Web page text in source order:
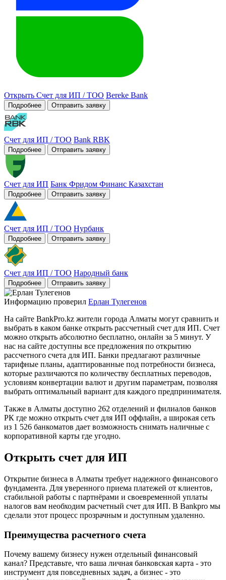
Открыть Счет для ИП / ТОО Bereke Bank
Подробнее Отправить заявку
Счет для ИП / ТОО Bank RBK
Подробнее Отправить заявку
Счет для ИП Банк Фридом Финанс Казахстан
Подробнее Отправить заявку
Счет для ИП / ТОО Нурбанк
Подробнее Отправить заявку
Счет для ИП / ТОО Народный банк
Подробнее Отправить заявку
Информацию проверил Ерлан Тулегенов
На сайте BankPro.kz жители города Алматы могут сравнить и
выбрать в каком банке открыть рассчетный счет для ИП. Счет
можно открыть абсолютно бесплатно, онлайн за 5 минут. У
нас на сайте доступны все предложения по открытию
рассчетного счета для ИП. Банки предлагают различные
тарифные планы, адаптированные под потребности бизнеса,
которые различаются по количеству бесплатных переводов,
условиям конвертации валют и другим параметрам, позволяя
выбрать оптимальный вариант для каждого предпринимателя.
Также в Алматы доступно 262 отделений и филиалов банков
РК где можно открыть счет для ИП оффлайн, а широкая сеть
из 1 526 банкоматов дает возможность снимать наличные с
корпоративной карты где угодно.
Открыть счет для ИП
Открытие бизнеса в Алматы требует надежного финансового
фундамента. Для уверенного приема платежей от клиентов,
стабильной работы с партнёрами и своевременной уплаты
налогов вам необходим расчетный счет для ИП. В Bankpro мы
сделали этот процесс прозрачным и доступным удаленно.
Преимущества расчетного счета
Почему вашему бизнесу нужен отдельный финансовый
канал? Представьте, что ваша личная банковская карта - это
инструмент для повседневных задач, а бизнес - это